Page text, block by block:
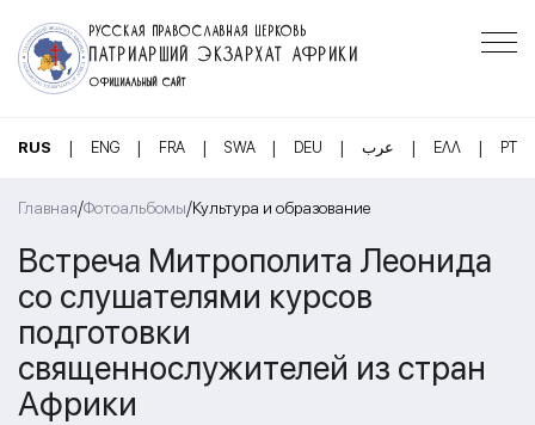
РУССКАЯ ПРАВОСЛАВНАЯ ЦЕРКОВЬ
ПАТРИАРШИЙ ЭКЗАРХАТ АФРИКИ
ОФИЦИАЛЬНЫЙ САЙТ
RUS | ENG | FRA | SWA | DEU | عرب | ΕΛΛ | PT
Главная/Фотоальбомы/Культура и образование
Встреча Митрополита Леонида
со слушателями курсов
подготовки
священнослужителей из стран
Африки